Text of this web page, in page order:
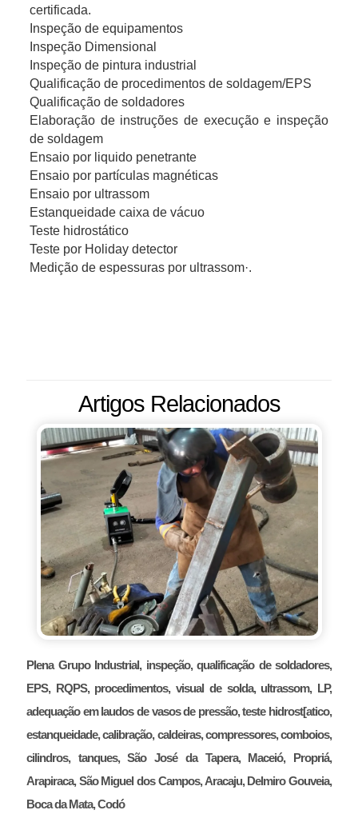
certificada.
Inspeção de equipamentos
Inspeção Dimensional
Inspeção de pintura industrial
Qualificação de procedimentos de soldagem/EPS
Qualificação de soldadores
Elaboração de instruções de execução e inspeção
de soldagem
Ensaio por liquido penetrante
Ensaio por partículas magnéticas
Ensaio por ultrassom
Estanqueidade caixa de vácuo
Teste hidrostático
Teste por Holiday detector
Medição de espessuras por ultrassom·.
Artigos Relacionados
Plena Grupo Industrial, inspeção, qualificação de soldadores,
EPS, RQPS, procedimentos, visual de solda, ultrassom, LP,
adequação em laudos de vasos de pressão, teste hidrost[atico,
estanqueidade, calibração, caldeiras, compressores, comboios,
cilindros, tanques, São José da Tapera, Maceió, Propriá,
Arapiraca, São Miguel dos Campos, Aracaju, Delmiro Gouveia,
Boca da Mata, Codó